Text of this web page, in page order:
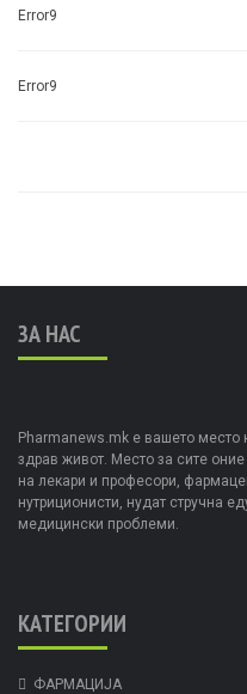
Error9
Error9
ЗА НАС
Pharmanews.mk е вашето место
здрав живот. Место за сите
на лекари и професори,
нутриционисти, нудат стручна
медицински проблеми.
КАТЕГОРИИ
ФАРМАЦИЈА